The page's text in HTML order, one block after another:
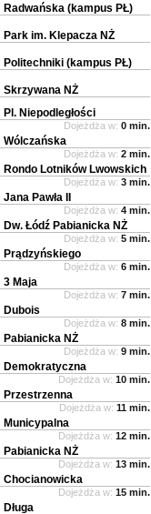
Radwańska (kampus PŁ)
Park im. Klepacza NŻ
Politechniki (kampus PŁ)
Skrzywana NŻ
Pl. Niepodległości
Dojeżdża w: 0 min.
Wólczańska
Dojeżdża w: 2 min.
Rondo Lotników Lwowskich
Dojeżdża w: 3 min.
Jana Pawła II
Dojeżdża w: 4 min.
Dw. Łódź Pabianicka NŻ
Dojeżdża w: 5 min.
Prądzyńskiego
Dojeżdża w: 6 min.
3 Maja
Dojeżdża w: 7 min.
Dubois
Dojeżdża w: 8 min.
Pabianicka NŻ
Dojeżdża w: 9 min.
Demokratyczna
Dojeżdża w: 10 min.
Przestrzenna
Dojeżdża w: 11 min.
Municypalna
Dojeżdża w: 12 min.
Pabianicka NŻ
Dojeżdża w: 13 min.
Chocianowicka
Dojeżdża w: 15 min.
Długa